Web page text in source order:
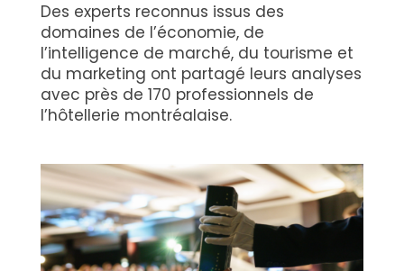
Des experts reconnus issus des
domaines de l’économie, de
l’intelligence de marché, du tourisme et
du marketing ont partagé leurs analyses
avec près de 170 professionnels de
l’hôtellerie montréalaise.